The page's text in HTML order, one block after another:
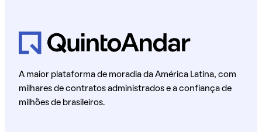
A maior plataforma de moradia da América Latina, com
milhares de contratos administrados e a confiança de
milhões de brasileiros.